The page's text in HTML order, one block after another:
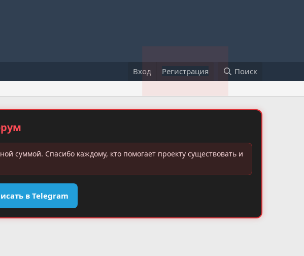
Вход Регистрация Поиск
суммой. Спасибо каждому, кто помогает проекту существовать и
в Telegram